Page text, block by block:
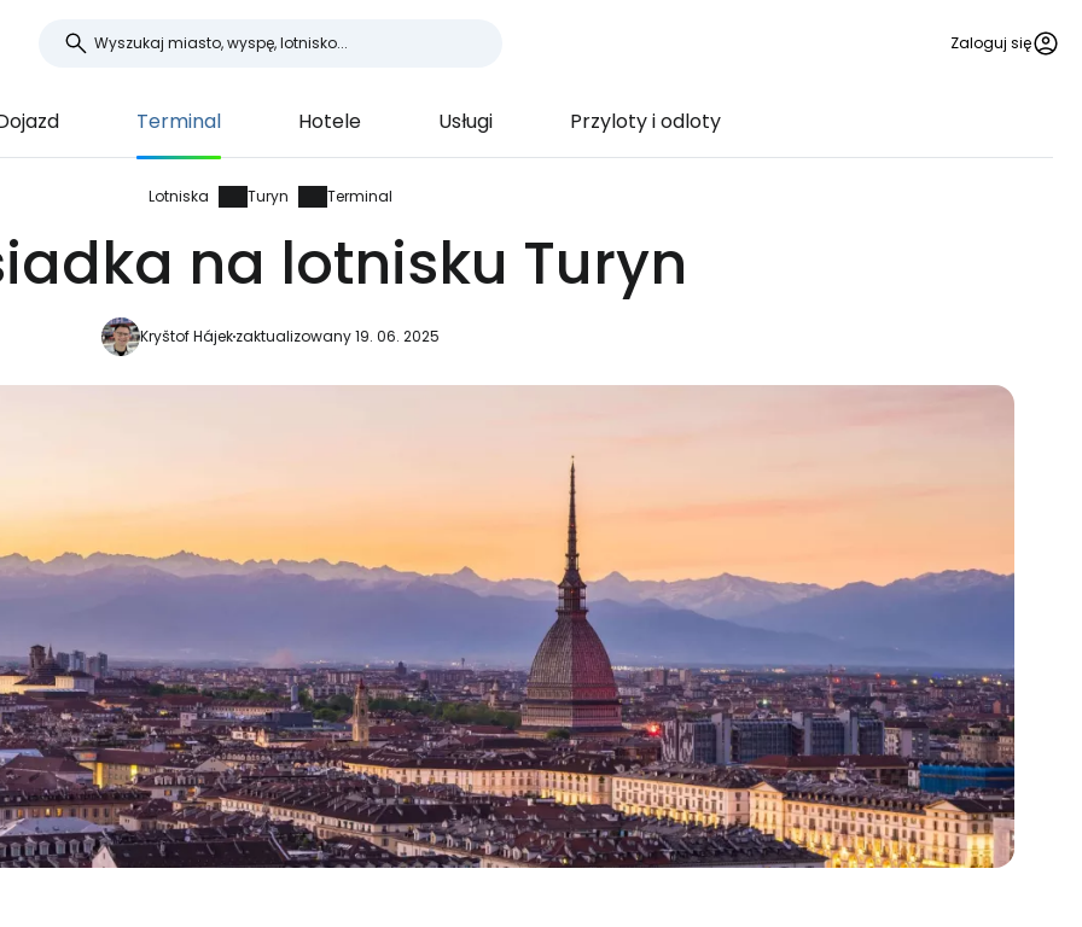
Zaloguj się
Terminal Hotele Usługi Przyloty i odloty
Lotniska Turyn Terminal
na lotnisku Turyn
Kryštof Hájekzaktualizowany 19. 06. 2025